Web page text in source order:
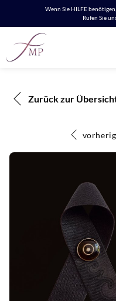
Wenn Sie HILFE
Rufen Sie
Zurück zur